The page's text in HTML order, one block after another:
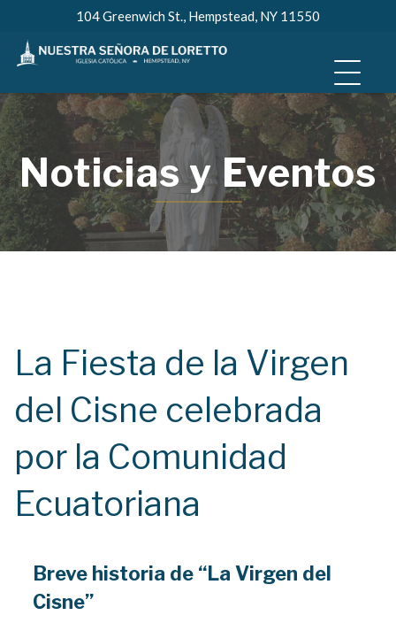
content
104 Greenwich St., Hempstead, NY 11550
Noticias y Eventos
La Fiesta de la Virgen
del Cisne celebrada
por la Comunidad
Ecuatoriana
Breve historia de “La Virgen del
Cisne”